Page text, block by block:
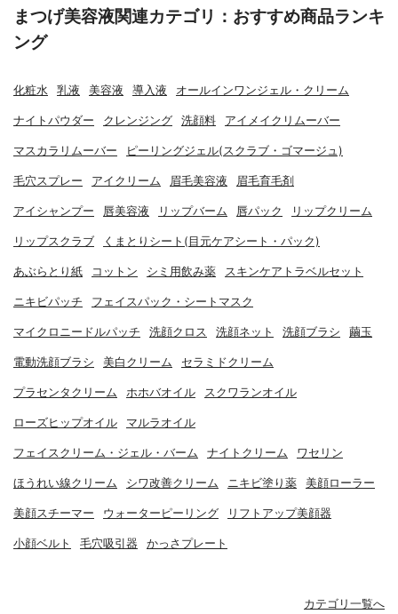
まつげ美容液関連カテゴリ：おすすめ商品ランキ
ング
化粧水 乳液 美容液 導入液 オールインワンジェル・クリーム
ナイトパウダー クレンジング 洗顔料 アイメイクリムーバー
マスカラリムーバー ピーリングジェル(スクラブ・ゴマージュ)
毛穴スプレー アイクリーム 眉毛美容液 眉毛育毛剤
アイシャンプー 唇美容液 リップバーム 唇パック リップクリーム
リップスクラブ くまとりシート(目元ケアシート・パック)
あぶらとり紙 コットン シミ用飲み薬 スキンケアトラベルセット
ニキビパッチ フェイスパック・シートマスク
マイクロニードルパッチ 洗顔クロス 洗顔ネット 洗顔ブラシ 繭玉
電動洗顔ブラシ 美白クリーム セラミドクリーム
プラセンタクリーム ホホバオイル スクワランオイル
ローズヒップオイル マルラオイル
フェイスクリーム・ジェル・バーム ナイトクリーム ワセリン
ほうれい線クリーム シワ改善クリーム ニキビ塗り薬 美顔ローラー
美顔スチーマー ウォーターピーリング リフトアップ美顔器
小顔ベルト 毛穴吸引器 かっさプレート
カテゴリ一覧へ